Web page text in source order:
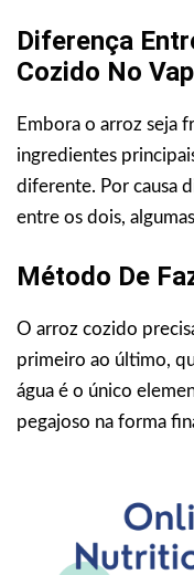
Diferença
Cozido No
Embora o arroz seja
ingredientes
diferente. Por causa
entre os dois,
Método De
O arroz cozido
primeiro ao último,
água é o único
pegajoso na forma